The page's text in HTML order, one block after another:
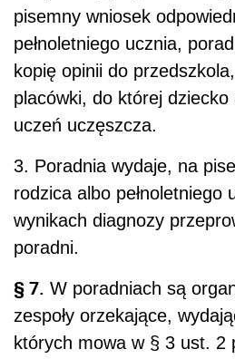
pisemny wniosek
pełnoletniego ucznia,
kopię opinii do
placówki, do której dziecko
uczeń uczęszcza.
3. Poradnia wydaje, na
rodzica albo pełnoletniego
wynikach diagnozy
poradni.
§ 7. W poradniach są
zespoły orzekające,
których mowa w § 3 ust. 2